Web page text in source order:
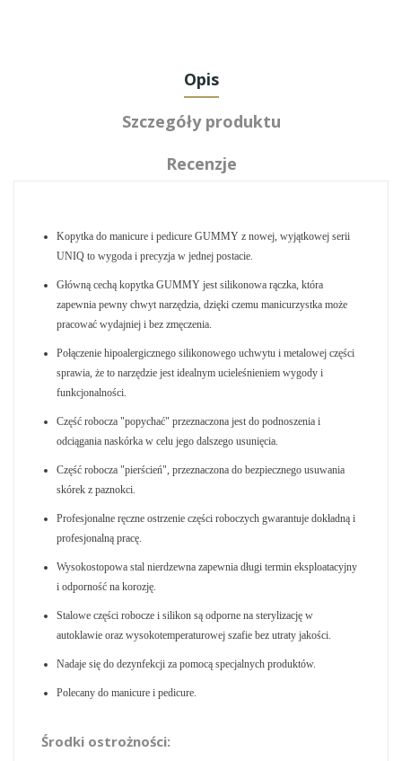
Opis
Szczegóły produktu
Recenzje
Kopytka do manicure i pedicure GUMMY z nowej, wyjątkowej serii
UNIQ to wygoda i precyzja w jednej postacie.
Główną cechą kopytka GUMMY jest silikonowa rączka, która
zapewnia pewny chwyt narzędzia, dzięki czemu manicurzystka może
pracować wydajniej i bez zmęczenia.
Połączenie hipoalergicznego silikonowego uchwytu i metalowej części
sprawia, że to narzędzie jest idealnym ucieleśnieniem wygody i
funkcjonalności.
Część robocza "popychać" przeznaczona jest do podnoszenia i
odciągania naskórka w celu jego dalszego usunięcia.
Część robocza "pierścień", przeznaczona do bezpiecznego usuwania
skórek z paznokci.
Profesjonalne ręczne ostrzenie części roboczych gwarantuje dokładną i
profesjonalną pracę.
Wysokostopowa stal nierdzewna zapewnia długi termin eksploatacyjny
i odporność na korozję.
Stalowe części robocze i silikon są odporne na sterylizację w
autoklawie oraz wysokotemperaturowej szafie bez utraty jakości.
Nadaje się do dezynfekcji za pomocą specjalnych produktów.
Polecany do manicure i pedicure.
Środki ostrożności: